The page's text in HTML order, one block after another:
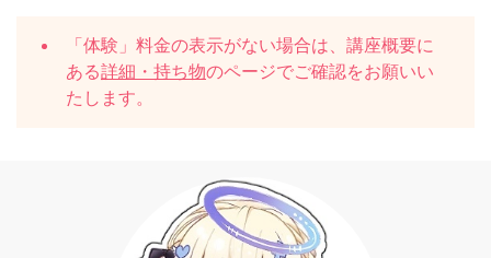
「体験」料金の表示がない場合は、講座概要に
ある詳細・持ち物のページでご確認をお願いい
たします。